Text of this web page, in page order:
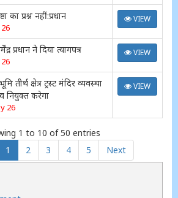
का प्रश्न नहीं:प्रधान VIEW
प्रधान ने दिया त्यागपत्र VIEW
तीर्थ क्षेत्र ट्रस्ट मंदिर व्यवस्था
नियुक्त करेगा
26
VIEW
1 to 10 of 50 entries
1 2 3 4 5 Next